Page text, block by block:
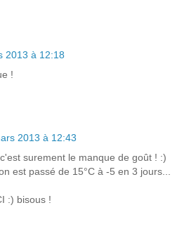
2013 à 12:18
!
2013 à 12:43
surement le manque de goût ! :)
est passé de 15°C à -5 en 3 jours...
:) bisous !